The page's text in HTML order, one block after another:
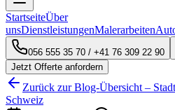
StartseiteÜber
unsDienstleistungenMalerarbeiten
056 555 35 70 / +41 76 309 22 90
Jetzt Offerte anfordern
Zurück zur Blog-Übersicht –
Schweiz